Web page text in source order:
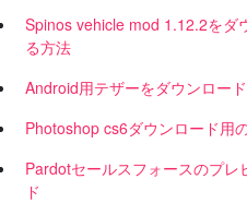
Spinos vehicle mod 1.12.2をダ
る方法
Android用テザーをダウンロード
Photoshop cs6ダウンロード用
Pardotセールスフォースのプ
ド